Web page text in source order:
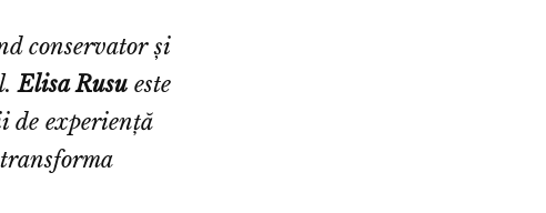
conservator și
Elisa Rusu este
de experiență